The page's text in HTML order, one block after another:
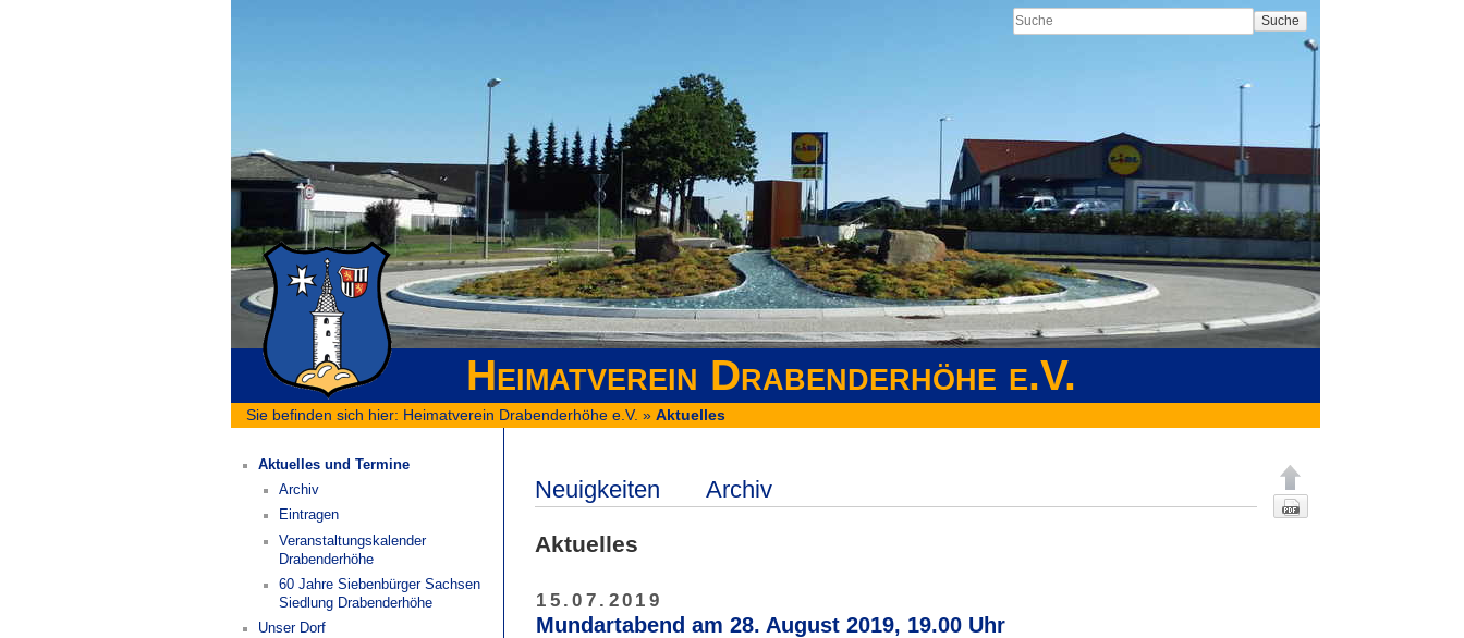
Heimatverein Drabenderhöhe e.V.
Suche
Sie befinden sich hier: Heimatverein Drabenderhöhe e.V. » Aktuelles
Aktuelles und Termine
Archiv
Eintragen
Veranstaltungskalender
Drabenderhöhe
60 Jahre Siebenbürger Sachsen
Siedlung Drabenderhöhe
Unser Dorf
Neuigkeiten Archiv
Aktuelles
15.07.2019
Mundartabend am 28. August 2019, 19.00 Uhr